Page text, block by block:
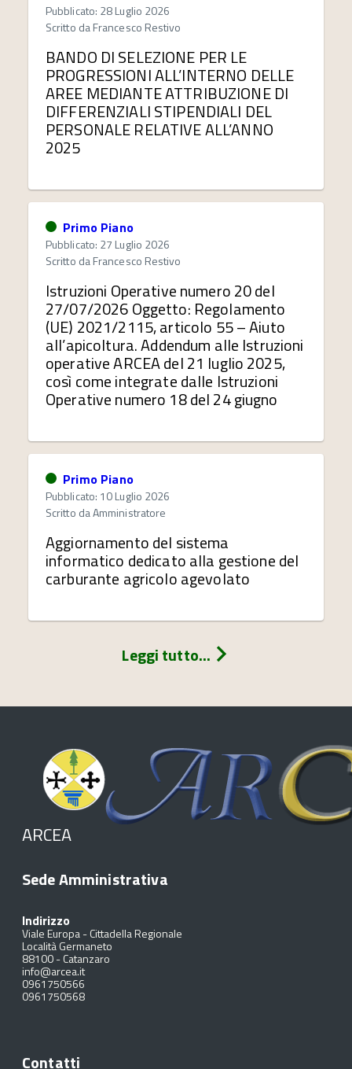
Pubblicato: 28 Luglio 2026
Scritto daFrancesco Restivo
BANDO DI SELEZIONE PER LE
PROGRESSIONI ALL’INTERNO DELLE
AREE MEDIANTE ATTRIBUZIONE DI
DIFFERENZIALI STIPENDIALI DEL
PERSONALE RELATIVE ALL’ANNO
2025
Primo Piano
Pubblicato: 27 Luglio 2026
Scritto daFrancesco Restivo
Istruzioni Operative numero 20 del
27/07/2026 Oggetto: Regolamento
(UE) 2021/2115, articolo 55 – Aiuto
all’apicoltura. Addendum alle Istruzioni
operative ARCEA del 21 luglio 2025,
così come integrate dalle Istruzioni
Operative numero 18 del 24 giugno
Primo Piano
Pubblicato: 10 Luglio 2026
Scritto daAmministratore
Aggiornamento del sistema
informatico dedicato alla gestione del
carburante agricolo agevolato
Leggi tutto...
ARCEA
Sede Amministrativa
Indirizzo
Viale Europa - Cittadella Regionale
Località Germaneto
88100-Catanzaro
info@arcea.it
0961750566
0961750568
Contatti